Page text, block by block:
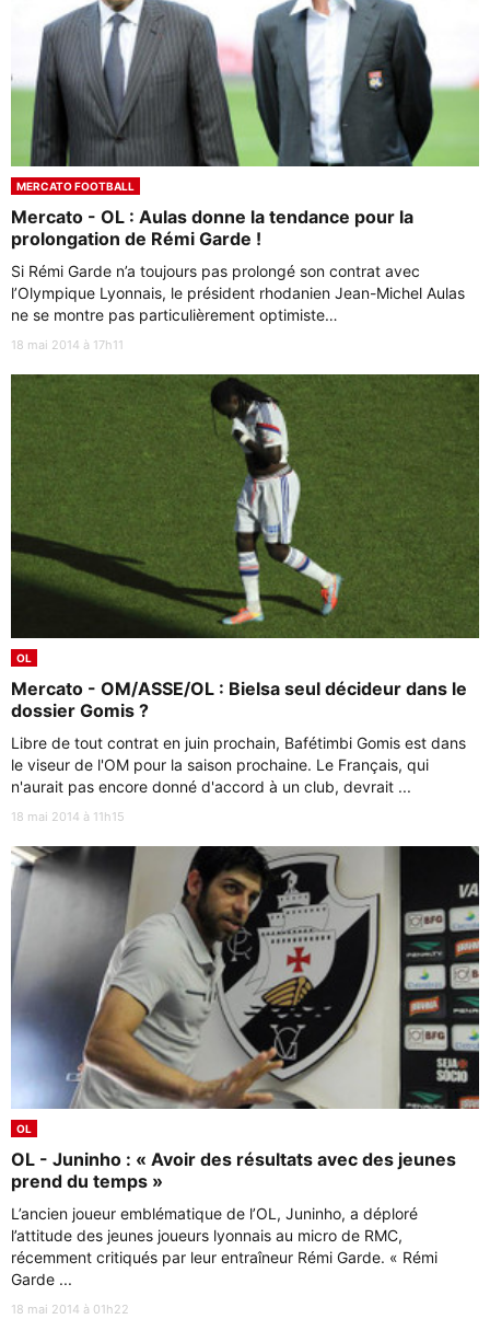
MERCATO FOOTBALL
Mercato - OL : Aulas donne la tendance pour la
prolongation de Rémi Garde !
Si Rémi Garde n’a toujours pas prolongé son contrat avec
l’Olympique Lyonnais, le président rhodanien Jean-Michel Aulas
ne se montre pas particulièrement optimiste…
18 mai 2014 à 17h11
OL
Mercato - OM/ASSE/OL : Bielsa seul décideur dans le
dossier Gomis ?
Libre de tout contrat en juin prochain, Bafétimbi Gomis est dans
le viseur de l'OM pour la saison prochaine. Le Français, qui
n'aurait pas encore donné d'accord à un club, devrait ...
18 mai 2014 à 11h15
OL
OL - Juninho : « Avoir des résultats avec des jeunes
prend du temps »
L’ancien joueur emblématique de l’OL, Juninho, a déploré
l’attitude des jeunes joueurs lyonnais au micro de RMC,
récemment critiqués par leur entraîneur Rémi Garde. « Rémi
Garde ...
18 mai 2014 à 01h22